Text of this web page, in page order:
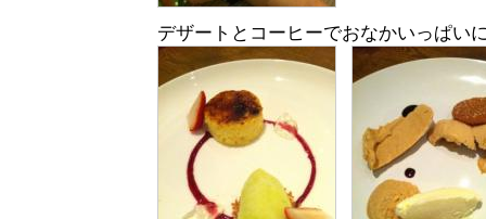
デザートとコーヒーでおなかいっぱい